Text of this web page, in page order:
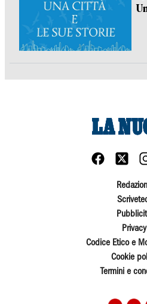
Privacy
Codice Etico e
Cookie
Termini e